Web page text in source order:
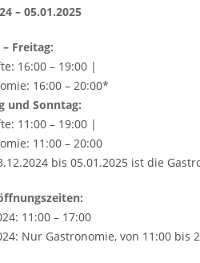
– 05.01.2025
Freitag:
16:00 – 19:00 |
16:00 – 20:00*
und Sonntag:
11:00 – 19:00 |
11:00 – 20:00
bis 05.01.2025 ist die
11:00 – 17:00
Nur Gastronomie, von 11:00 bis